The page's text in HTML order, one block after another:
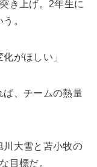
き上げ。2年生に
。
がほしい」
ば、チームの熱量
川大雪と苫小牧の
目標だ。